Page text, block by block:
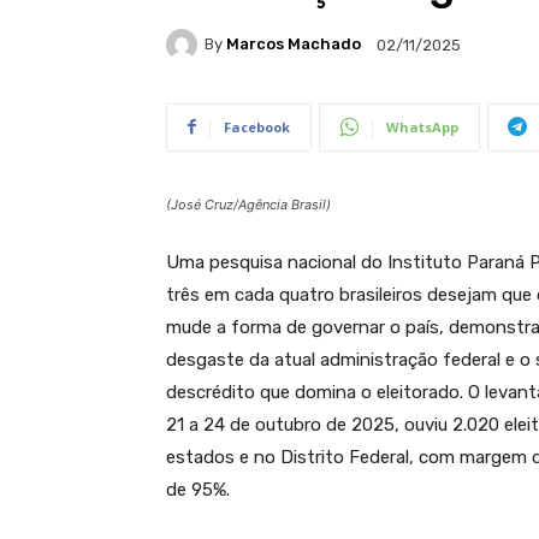
By Marcos Machado 02/11/2025
Facebook WhatsApp
(José Cruz/Agência Brasil)
Uma pesquisa nacional do Instituto Paraná
três em cada quatro brasileiros desejam
mude a forma de governar o país,
desgaste da atual administração federal e
descrédito que domina o eleitorado. O
21 a 24 de outubro de 2025, ouviu 2.020
estados e no Distrito Federal, com margem
de 95%.